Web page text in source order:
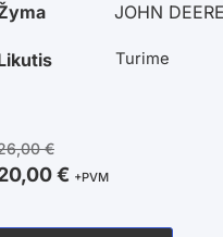
JOHN DEERE
Turime
€
€ +PVM